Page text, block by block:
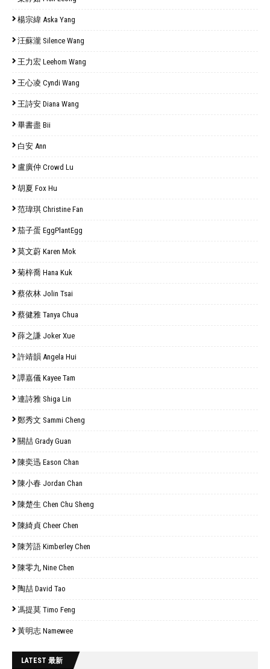
楊宗緯 Aska Yang
汪蘇瀧 Silence Wang
王力宏 Leehom Wang
王心凌 Cyndi Wang
王詩安 Diana Wang
畢書盡 Bii
白安 Ann
盧廣仲 Crowd Lu
胡夏 Fox Hu
范瑋琪 Christine Fan
茄子蛋 EggPlantEgg
莫文蔚 Karen Mok
菊梓喬 Hana Kuk
蔡依林 Jolin Tsai
蔡健雅 Tanya Chua
薛之謙 Joker Xue
許靖韻 Angela Hui
譚嘉儀 Kayee Tam
連詩雅 Shiga Lin
鄭秀文 Sammi Cheng
關喆 Grady Guan
陳奕迅 Eason Chan
陳小春 Jordan Chan
陳楚生 Chen Chu Sheng
陳綺貞 Cheer Chen
陳芳語 Kimberley Chen
陳零九 Nine Chen
陶喆 David Tao
馮提莫 Timo Feng
黃明志 Namewee
LATEST 最新